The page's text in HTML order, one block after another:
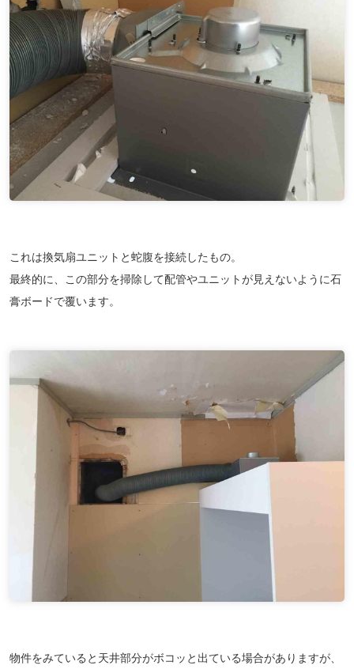
これは換気扇ユニットと蛇腹を接続したもの。
最終的に、この部分を掃除して配管やユニットが見えないように石
膏ボードで覆います。
物件をみていると天井部分がボコッと出ている場合がありますが、